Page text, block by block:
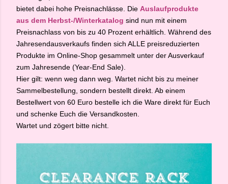
bietet dabei hohe Preisnachlässe. Die Auslaufprodukte
aus dem Herbst-/Winterkatalog sind nun mit einem
Preisnachlass von bis zu 40 Prozent erhältlich. Während des
Jahresendausverkaufs finden sich ALLE preisreduzierten
Produkte im Online-Shop gesammelt unter der Ausverkauf
zum Jahresende (Year-End Sale).
Hier gilt: wenn weg dann weg. Wartet nicht bis zu meiner
Sammelbestellung, sondern bestellt direkt. Ab einem
Bestellwert von 60 Euro bestelle ich die Ware direkt für Euch
und schenke Euch die Versandkosten.
Wartet und zögert bitte nicht.